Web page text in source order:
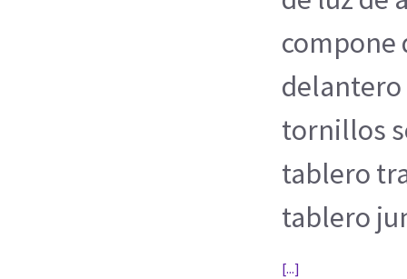
compone
delantero
tornillos
tablero
tablero
[...]